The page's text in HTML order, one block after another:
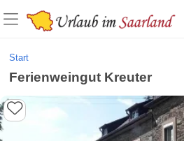
Start
Ferienweingut Kreuter